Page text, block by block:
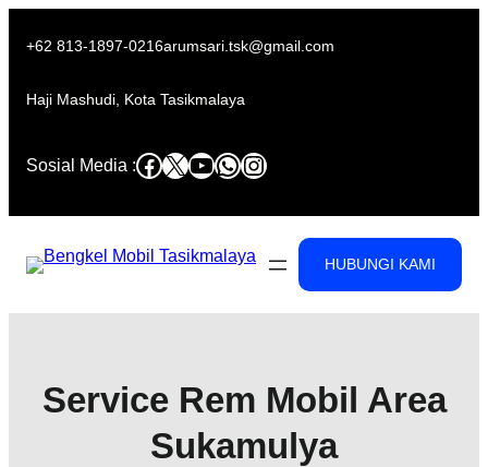
+62 813-1897-0216arumsari.tsk@gmail.com
Haji Mashudi, Kota Tasikmalaya
Sosial Media :Facebook
X YouTube
WhatsApp
Instagram
HUBUNGI KAMI
Service Rem Mobil Area
Sukamulya